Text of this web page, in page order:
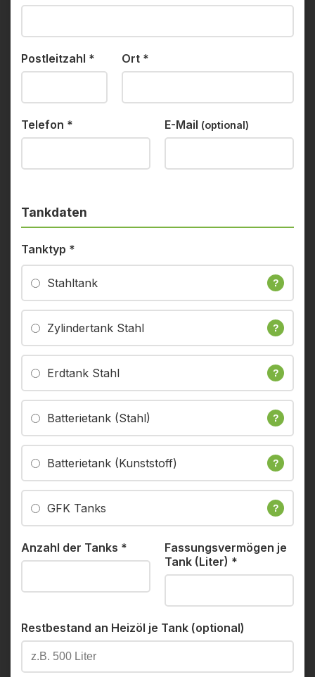
Postleitzahl * Ort *
Telefon * E-Mail (optional)
Tankdaten
Tanktyp *
Stahltank ?
Zylindertank Stahl ?
Erdtank Stahl ?
Batterietank (Stahl) ?
Batterietank (Kunststoff) ?
GFK Tanks ?
Anzahl der Tanks *
Fassungsvermögen je
Tank (Liter) *
Restbestand an Heizöl je Tank (optional)